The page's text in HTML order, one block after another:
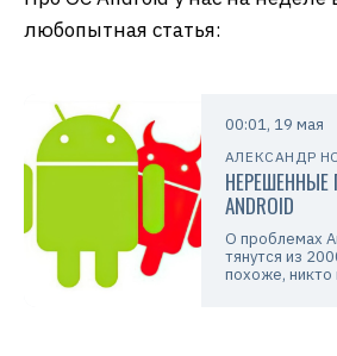
любопытная статья:
00:01, 19 мая
АЛЕКСАНДР
ANDROID
О проблемах
тянутся из
похоже, никто